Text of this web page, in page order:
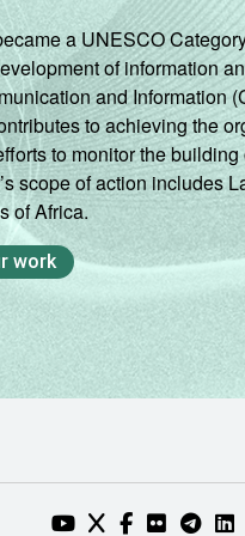
Mais de 2
SM até 3
Mais de 3
SM
AB
C
DE
NIC.br, Centro
a UNESCO
of information
and Information
to achieving the
to monitor the
scope of action includes
of Africa.
work
YOUTUBE DO NIC.BR
TWITTER DO
FACEBOOK
FLICKR